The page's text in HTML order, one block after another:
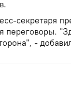
секретаря
переговоры.
-